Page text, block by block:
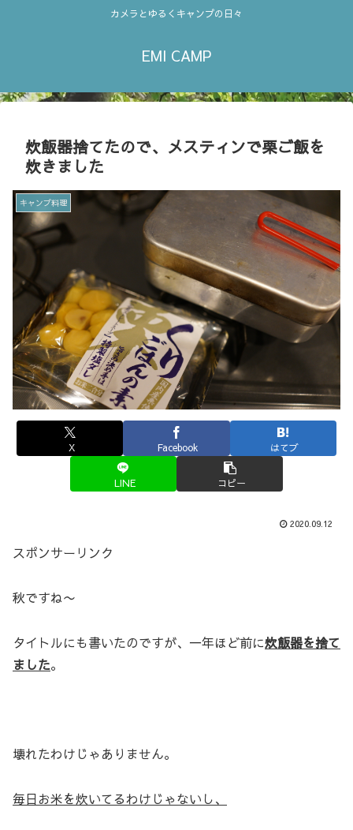
カメラとゆるくキャンプの日々
EMI CAMP
炊飯器捨てたので、メスティンで栗ご飯を
炊きました
キャンプ料理
X Facebook はてブ
LINE コピー
2020.09.12
スポンサーリンク
秋ですね〜
タイトルにも書いたのですが、一年ほど前に炊飯器を捨て
ました。
壊れたわけじゃありません。
毎日お米を炊いてるわけじゃないし、